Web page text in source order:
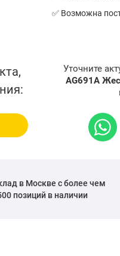
✅ Возможна
Уточните
AG691A
в Москве с более чем
позиций в наличии